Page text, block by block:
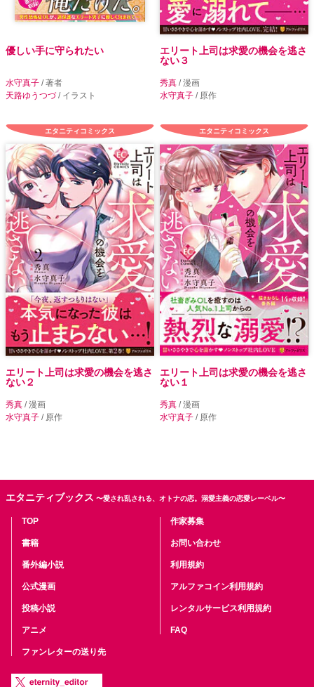
優しい手に守られたい
水守真子 / 著者
天路ゆうつづ/ イラスト
エリート上司は求愛の機会を逃さ
ない３
秀真 / 漫画
水守真子 / 原作
エタニティコミックス
エリート上司は求愛の機会を逃さ
ない２
秀真 / 漫画
水守真子 / 原作
エタニティコミックス
エリート上司は求愛の機会を逃さ
ない１
秀真 / 漫画
水守真子 / 原作
エタニティブックス 〜愛され乱される、オトナの恋。溺愛主義の恋愛レーベル〜
TOP
書籍
番外編小説
公式漫画
投稿小説
アニメ
ファンレターの送り先
作家募集
お問い合わせ
利用規約
アルファコイン利用規約
レンタルサービス利用規約
FAQ